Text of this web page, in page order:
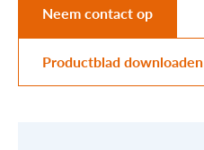
Neem contact op
Productblad downloaden